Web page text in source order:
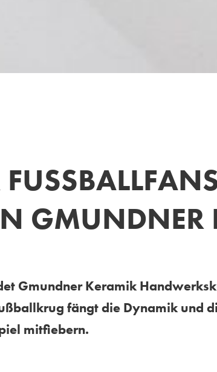
Gmundner Keramik
fängt die Dynamik und
mitfiebern.